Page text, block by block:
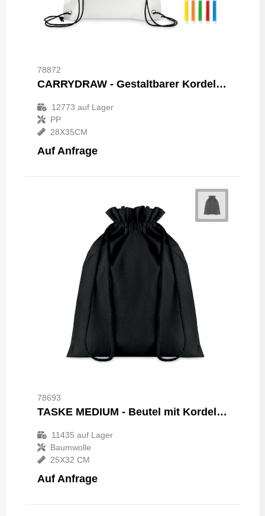
78872
CARRYDRAW - Gestaltbarer Kordelzugbeutel
12773 auf Lager
PP
28X35CM
Auf Anfrage
78693
TASKE MEDIUM - Beutel mit Kordelzug M
11435 auf Lager
Baumwolle
25X32 CM
Auf Anfrage